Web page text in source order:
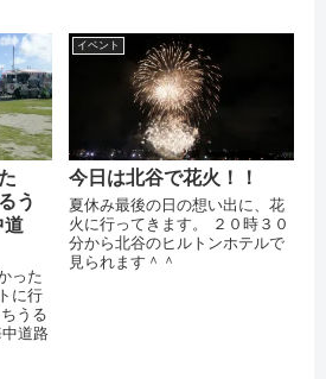
う
道
った
に行
うる
道路
イベント
今日は北谷で花火！！
夏休み最後の日の想い出に、花
火に行ってきます。 ２０時３０
分から北谷のヒルトンホテルで
見られます＾＾